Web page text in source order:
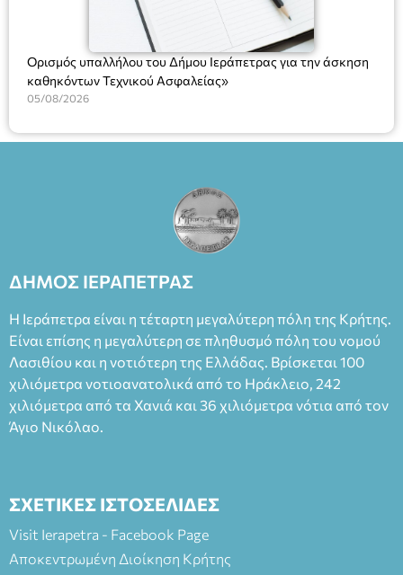
Ορισμός υπαλλήλου του Δήμου Ιεράπετρας για την άσκηση
καθηκόντων Τεχνικού Ασφαλείας»
05/08/2026
ΔΗΜΟΣ ΙΕΡΑΠΕΤΡΑΣ
Η Ιεράπετρα είναι η τέταρτη μεγαλύτερη πόλη της Κρήτης.
Είναι επίσης η μεγαλύτερη σε πληθυσμό πόλη του νομού
Λασιθίου και η νοτιότερη της Ελλάδας. Βρίσκεται 100
χιλιόμετρα νοτιοανατολικά από το Ηράκλειο, 242
χιλιόμετρα από τα Χανιά και 36 χιλιόμετρα νότια από τον
Άγιο Νικόλαο.
ΣΧΕΤΙΚΕΣ ΙΣΤΟΣΕΛΙΔΕΣ
Visit Ierapetra - Facebook Page
Αποκεντρωμένη Διοίκηση Κρήτης